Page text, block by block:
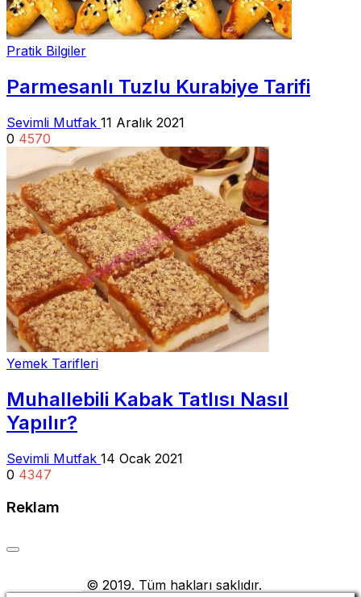
Pratik Bilgiler
Parmesanlı Tuzlu Kurabiye Tarifi
Sevimli Mutfak 11 Aralık 2021
0 4570
Yemek Tarifleri
Muhallebili Kabak Tatlısı Nasıl
Yapılır?
Sevimli Mutfak 14 Ocak 2021
0 4347
Reklam
© 2019. Tüm hakları saklıdır.